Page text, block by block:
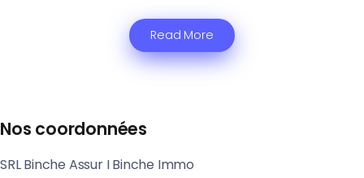
Read More
Nos coordonnées
SRL Binche Assur I Binche Immo